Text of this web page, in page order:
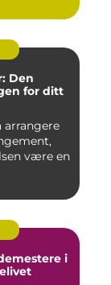
Den
for ditt
arrangere
være en
i